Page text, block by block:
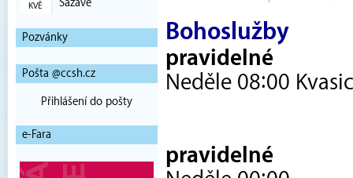
KVĚ
Sázavě
Pozvánky
Pošta @ccsh.cz
Přihlášení do pošty
e-Fara
Bohoslužby
pravidelné
Neděle 08:00
pravidelné